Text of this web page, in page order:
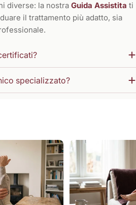
diverse: la nostra Guida Assistita ti
il trattamento più adatto, sia
specializzato?